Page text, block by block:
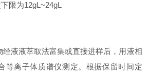
限为12gL~24gL
液液萃取法富集或直接进样后，用液相
等离子体质谱仪测定。根据保留时间定